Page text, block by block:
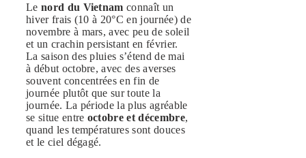
Le nord du Vietnam connaît un
hiver frais (10 à 20°C en journée) de
novembre à mars, avec peu de soleil
et un crachin persistant en février.
La saison des pluies s’étend de mai
à début octobre, avec des averses
souvent concentrées en fin de
journée plutôt que sur toute la
journée. La période la plus agréable
se situe entre octobre et décembre,
quand les températures sont douces
et le ciel dégagé.